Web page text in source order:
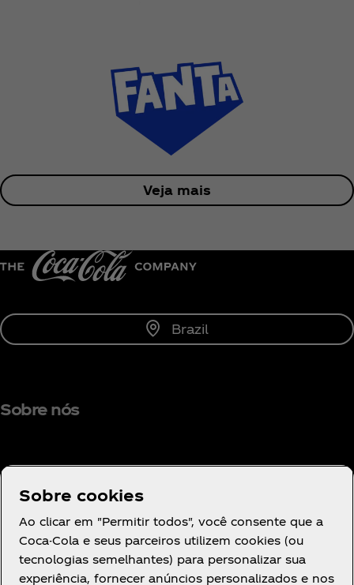
Veja mais
Brazil
Sobre nós
Precisa de ajuda?
Sobre cookies
Ao clicar em "Permitir todos", você consente que a
Coca-Cola e seus parceiros utilizem cookies (ou
tecnologias semelhantes) para personalizar sua
experiência, fornecer anúncios personalizados e nos